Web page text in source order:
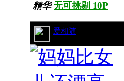
精华 无可挑剔 10P
爱相随